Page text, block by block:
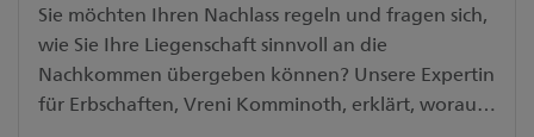
Sie möchten Ihren Nachlass regeln und fragen sich,
wie Sie Ihre Liegenschaft sinnvoll an die
Nachkommen übergeben können? Unsere Expertin
für Erbschaften, Vreni Komminoth, erklärt, worauf